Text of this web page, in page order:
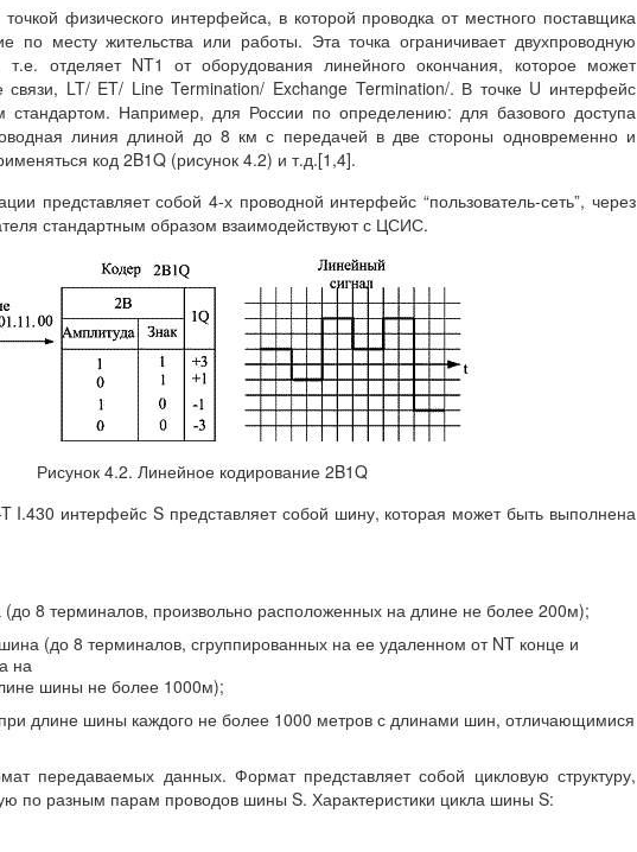
физического интерфейса, в которой проводка от местного поставщика
по месту жительства или работы. Эта точка ограничивает двухпроводную
т.е. отделяет NT1 от оборудования линейного окончания, которое может
связи, LT/ ET/ Line Termination/ Exchange Termination/. В точке U интерфейс
стандартом. Например, для России по определению: для базового доступа
линия длиной до 8 км с передачей в две стороны одновременно и
код 2B1Q (рисунок 4.2) и т.д.[1,4].
представляет собой 4-х проводной интерфейс “пользователь-сеть”, через
стандартным образом взаимодействуют с ЦСИС.
Рисунок 4.2. Линейное кодирование 2B1Q
I.430 интерфейс S представляет собой шину, которая может быть выполнена
(до 8 терминалов, произвольно расположенных на длине не более 200м);
(до 8 терминалов, сгруппированных на ее удаленном от NT конце и
на
шины не более 1000м);
длине шины каждого не более 1000 метров с длинами шин, отличающимися
передаваемых данных. Формат представляет собой цикловую структуру,
по разным парам проводов шины S. Характеристики цикла шины S: